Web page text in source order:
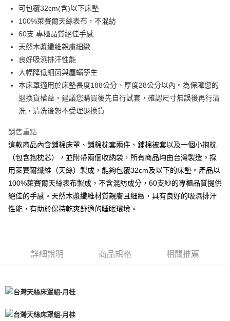
ATM付款
運送方式
每筆NT$100，滿NT$1,500(含以上)免運費
免運費
免運費
可包覆32cm(含)以下床墊
100%萊賽爾天絲表布，不混紡
60支 專櫃品質絕佳手感
天然木漿纖維親膚細緻
良好吸濕排汗性能
大幅降低細菌與塵蟎孳生
本床罩適用於床墊長度188公分、厚度28公分以內。為保障您的
退換貨權益，建議您購買後先自行試套，確認尺寸無誤後再行清
洗，清洗後恕不受理退換貨
銷售重點
這款商品內含鋪棉床罩、鋪棉枕套兩件、鋪棉被套以及一個小抱枕
（包含抱枕芯），並附帶兩個收納袋，所有商品均由台灣製造。採
用萊賽爾纖維（天絲）製成，能夠包覆32cm及以下的床墊。產品以
100%萊賽爾天絲表布製成，不含混紡成分，60支紗的專櫃品質提供
絕佳的手感。天然木漿纖維材質親膚且細緻，具有良好的吸濕排汗
性能，有助於保持乾爽舒適的睡眠環境。
詳細說明 商品規格 相關推薦